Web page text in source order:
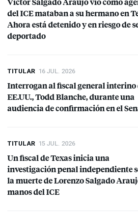
delICEmataban a su hermano en
Ahora está detenido y en riesgo de
deportado
TITULAR 16 JUL. 2026
Interrogan al fiscal general interino
EE.UU., Todd Blanche, durante una
audiencia de confirmación en el
TITULAR 15 JUL. 2026
Un fiscal de Texas inicia una
investigación penal independiente
la muerte de Lorenzo Salgado
manos delICE